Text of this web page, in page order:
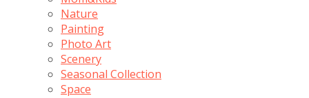
Nature
Painting
Photo Art
Scenery
Seasonal Collection
Space